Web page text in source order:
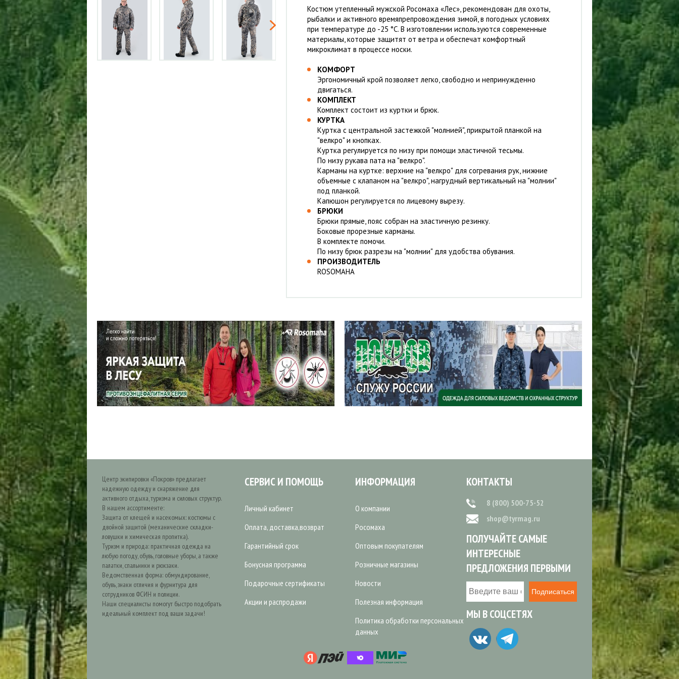
Костюм утепленный мужской Росомаха «Лес», рекомендован для охоты,
рыбалки и активного времяпрепровождения зимой, в погодных условиях
при температуре до -25 °С. В изготовлении используются современные
материалы, которые защитят от ветра и обеспечат комфортный
микроклимат в процессе носки.
КОМФОРТ
Эргономичный крой позволяет легко, свободно и непринужденно
двигаться.
КОМПЛЕКТ
Комплект состоит из куртки и брюк.
КУРТКА
Куртка с центральной застежкой "молнией", прикрытой планкой на
"велкро" и кнопках.
Куртка регулируется по низу при помощи эластичной тесьмы.
По низу рукава пата на "велкро".
Карманы на куртке: верхние на "велкро" для согревания рук, нижние
объемные с клапаном на "велкро", нагрудный вертикальный на "молнии"
под планкой.
Капюшон регулируется по лицевому вырезу.
БРЮКИ
Брюки прямые, пояс собран на эластичную резинку.
Боковые прорезные карманы.
В комплекте помочи.
По низу брюк разрезы на "молнии" для удобства обувания.
ПРОИЗВОДИТЕЛЬ
ROSOMAHA
Центр экипировки «Покров» предлагает
надежную одежду и снаряжение для
активного отдыха, туризма и силовых структур.
В нашем ассортименте:
Защита от клещей и насекомых: костюмы с
двойной защитой (механические складки-
ловушки и химическая пропитка).
Туризм и природа: практичная одежда на
любую погоду, обувь, головные уборы, а также
палатки, спальники и рюкзаки.
Ведомственная форма: обмундирование,
обувь, знаки отличия и фурнитура для
сотрудников ФСИН и полиции.
Наши специалисты помогут быстро подобрать
идеальный комплект под ваши задачи!
СЕРВИС И ПОМОЩЬ
Личный кабинет
Оплата, доставка,возврат
Гарантийный срок
Бонусная программа
Подарочные сертификаты
Акции и распродажи
ИНФОРМАЦИЯ
О компании
Росомаха
Оптовым покупателям
Розничные магазины
Новости
Полезная информация
Политика обработки персональных
данных
КОНТАКТЫ
8 (800) 500-75-52
shop@tyrmag.ru
ПОЛУЧАЙТЕ САМЫЕ
ИНТЕРЕСНЫЕ
ПРЕДЛОЖЕНИЯ ПЕРВЫМИ
Подписаться
МЫ В СОЦСЕТЯХ